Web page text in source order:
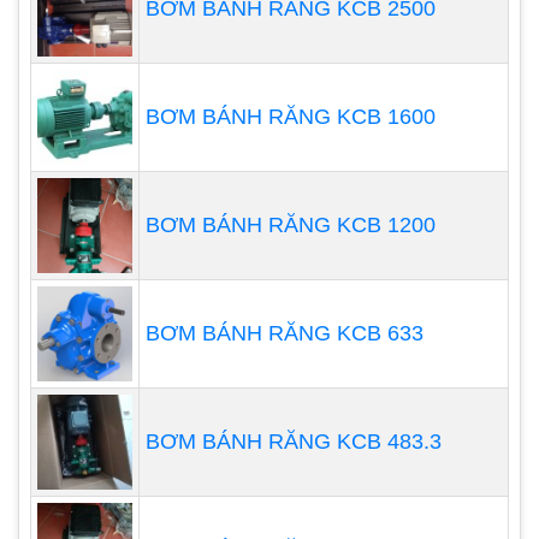
Công dụng của bơm bánh răng
tại Hải Dương
Dòng máy bơm bánh răng tại Hải Dương có công
dụng khá độc đáo như:
– Sử dụng để bơm các loại nhiên liệu như: dầu FO,
DO, dầu nhớt, rỉ mật,, dầu bôi trơn, chất đặc, dầu
nhiên liệu, nhựa đường dầu diezen…
– Có thể bơm được những chất lỏng đặc biệt như
thủy tinh dạng lỏng silicat, soda,…
– Máy bơm bánh răng giá rẻ tại Hải Dương được
dùng để bơm các loại mỡ, sáp
BƠM BÁNH RĂNG KCB 2500
BƠM BÁNH RĂNG KCB 1600
BƠM BÁNH RĂNG KCB 1200
BƠM BÁNH RĂNG KCB 633
BƠM BÁNH RĂNG KCB 483.3